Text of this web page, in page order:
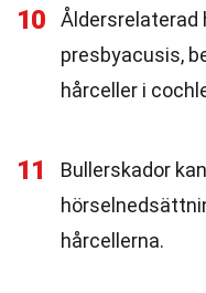
10
Åldersrelaterad
presbyacusis,
hårceller i
11 Bullerskador
hårcellerna.